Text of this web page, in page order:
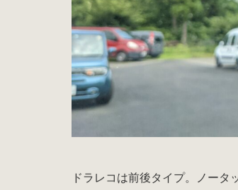
ドラレコは前後タイプ。ノータ